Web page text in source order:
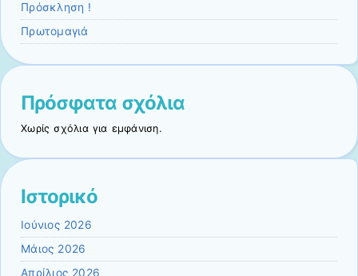
Πρόσκληση !
Πρωτομαγιά
Πρόσφατα σχόλια
Χωρίς σχόλια για εμφάνιση.
Ιστορικό
Ιούνιος 2026
Μάιος 2026
Απρίλιος 2026